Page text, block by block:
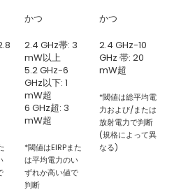
かつ
2.4 GHz帯: 3
mW以上
5.2 GHz-6
GHz以下: 1
mW超
6 GHz超: 3
mW超
*閾値はEIRPまた
は平均電力のい
ずれか高い値で
判断
かつ
2.4 GHz-10
GHz 帯: 20
mW超
*閾値は総平均電
力および/または
放射電力で判断
(規格によって異
なる)